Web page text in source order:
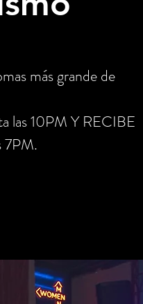
más grande de
las 10PM Y RECIBE
7PM.